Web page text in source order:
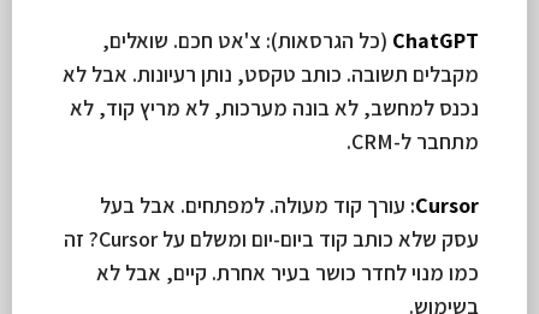
ChatGPT (כל הגרסאות): צ'אט חכם. שואלים,
מקבלים תשובה. כותב טקסט, נותן רעיונות. אבל לא
נכנס למחשב, לא בונה מערכות, לא מריץ קוד, לא
מתחבר ל-CRM.
Cursor: עורך קוד מעולה. למפתחים. אבל בעל
עסק שלא כותב קוד ביום-יום ומשלם על Cursor? זה
כמו מנוי לחדר כושר בעיר אחרת. קיים, אבל לא
בשימוש.